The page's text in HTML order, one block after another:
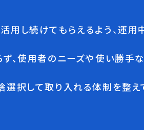
用し続けてもらえるよう、運用
、使用者のニーズや使い勝手
択して取り入れる体制を整え